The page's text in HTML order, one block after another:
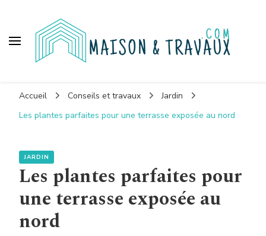
Accueil Conseils et travaux
Jardin
Les plantes parfaites pour une terrasse exposée au nord
JARDIN
Les plantes parfaites pour
une terrasse exposée au
nord